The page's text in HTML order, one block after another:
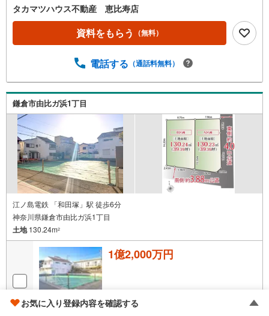
りを叶える、建築条件なしの邸宅地です。■鎌倉駅徒歩11
分/和田塚駅徒歩5分 ■敷地300m2超・間口17m ■角地 ■
御成小学校徒歩7分 ■スーパー徒歩7分他、生活施設充
実 ■『由比ガ浜海水浴場』徒歩10分 ■建築条件ございま
お悩みのお客様は『ミラクラスマッチング』もご活用くだ
宅地を購入されるお客様に、最適なハウスメーカーを紹介
するシステムです◎相談時から成約まで 無料何度相談して
も、お客様のご負担はありません◎中立的な立場からのご
紹介本当にお客様に最適だと思われるハウスメーカーをご
紹介します◎「会社」だけでなく、ハウスメーカー選りす
ぐりの「担当者」をご紹介住宅展示場だと、担当者との出
会いは巡り合わせ次第。ミラクラスマッチングなら、お客
様にぴったりのハウ
タカマツハウス不動産 恵比寿店
資料をもらう （無料）
電話する （通話料無料）
鎌倉市由比ガ浜1丁目
江ノ島電鉄 「和田塚」駅 徒歩6分
神奈川県鎌倉市由比ガ浜1丁目
土地130.24m2
1億2,000万円
お気に入り登録内容を確認する